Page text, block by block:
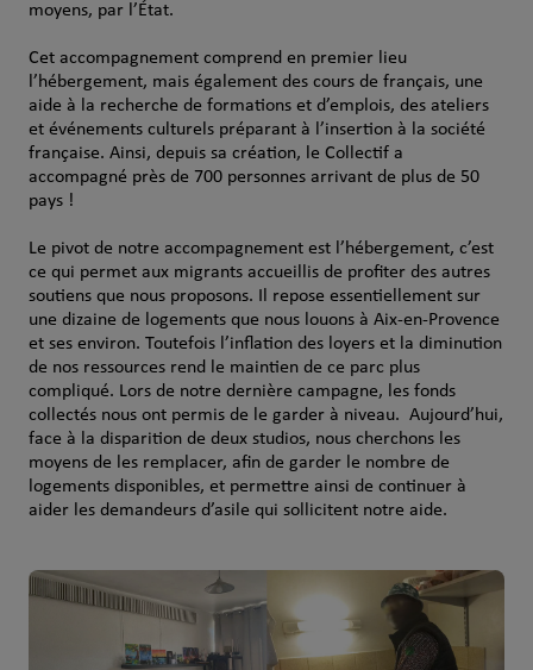
moyens, par l’État.
Cet accompagnement comprend en premier lieu
l’hébergement, mais également des cours de français, une
aide à la recherche de formations et d’emplois, des ateliers
et événements culturels préparant à l’insertion à la société
française. Ainsi, depuis sa création, le Collectif a
accompagné près de 700 personnes arrivant de plus de 50
pays !
Le pivot de notre accompagnement est l’hébergement, c’est
ce qui permet aux migrants accueillis de profiter des autres
soutiens que nous proposons. Il repose essentiellement sur
une dizaine de logements que nous louons à Aix-en-Provence
et ses environ. Toutefois l’inflation des loyers et la diminution
de nos ressources rend le maintien de ce parc plus
compliqué. Lors de notre dernière campagne, les fonds
collectés nous ont permis de le garder à niveau. Aujourd’hui,
face à la disparition de deux studios, nous cherchons les
moyens de les remplacer, afin de garder le nombre de
logements disponibles, et permettre ainsi de continuer à
aider les demandeurs d’asile qui sollicitent notre aide.